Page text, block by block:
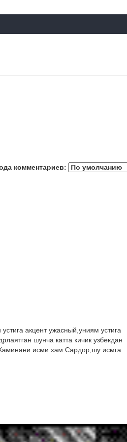
комментариев:
акцент ужасный,униям устига
шунча катта кичик узбекдан
исми хам Сардор,шу исмга